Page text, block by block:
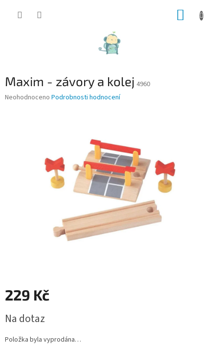
Maxim - závory a kolej 4960
Průměrné
Neohodnoceno Podrobnosti hodnocení
229 Kč
cena:
Na dotaz
Položka byla vyprodána…